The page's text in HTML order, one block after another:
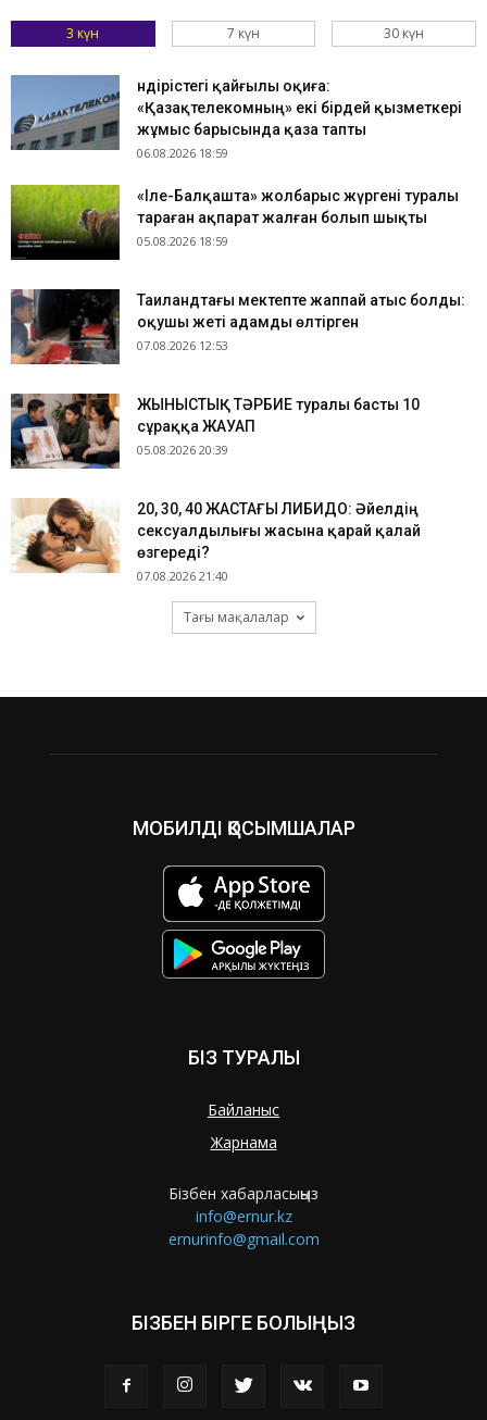
3 күн 7 күн 30 күн
Өндірістегі қайғылы оқиға:
«Қазақтелекомның» екі бірдей қызметкері
жұмыс барысында қаза тапты
06.08.2026 18:59
«Іле-Балқашта» жолбарыс жүргені туралы
тараған ақпарат жалған болып шықты
05.08.2026 18:59
Таиландтағы мектепте жаппай атыс болды:
оқушы жеті адамды өлтірген
07.08.2026 12:53
ЖЫНЫСТЫҚ ТӘРБИЕ туралы басты 10
сұраққа ЖАУАП
05.08.2026 20:39
​20, 30, 40 ЖАСТАҒЫ ЛИБИДО: Әйелдің
сексуалдылығы жасына қарай қалай
өзгереді?
07.08.2026 21:40
Тағы мақалалар
МОБИЛДІ ҚОСЫМШАЛАР
БІЗ ТУРАЛЫ
Байланыс
Жарнама
Бізбен хабарласыңыз
info@ernur.kz
ernurinfo@gmail.com
БІЗБЕН БІРГЕ БОЛЫҢЫЗ